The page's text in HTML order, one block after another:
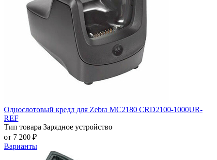
Однослотовый кредл для Zebra MC2180 CRD2100-1000UR-
REF
Тип товара Зарядное устройство
от 7 200 ₽
Варианты